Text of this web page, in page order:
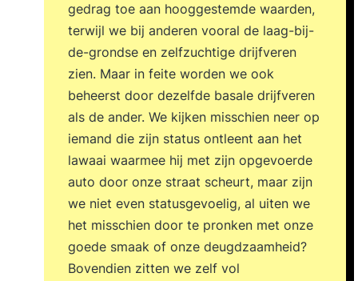
gedrag toe aan hooggestemde waarden,
terwijl we bij anderen vooral de laag-bij-
de-grondse en zelfzuchtige drijfveren
zien. Maar in feite worden we ook
beheerst door dezelfde basale drijfveren
als de ander. We kijken misschien neer op
iemand die zijn status ontleent aan het
lawaai waarmee hij met zijn opgevoerde
auto door onze straat scheurt, maar zijn
we niet even statusgevoelig, al uiten we
het misschien door te pronken met onze
goede smaak of onze deugdzaamheid?
Bovendien zitten we zelf vol